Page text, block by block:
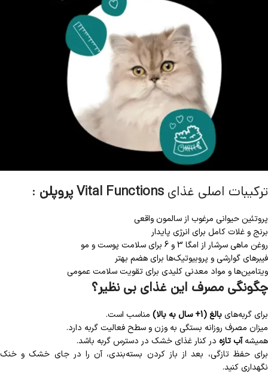
ترکیبات اصلی غذای Vital Functions پروپلن :
پروتئین حیوانی مرغوب از سالمون واقعی
برنج و غلات کامل برای انرژی پایدار
روغن ماهی سرشار از امگا 3 و 6 برای سلامت پوست و مو
فیبرهای گوارشی و پروبیوتیک‌ها برای هضم بهتر
ویتامین‌ها و مواد معدنی کلیدی برای تقویت سلامت عمومی
چگونگی مصرف این غذای بی نظیر؟
برای گربه‌هایبالغ (1+ سال به بالا)
مناسب است.
میزان مصرف روزانه بستگی به وزن و سطح فعالیت گربه دارد.
همیشهآب تازه در کنار غذای خشک در دسترس گربه باشد.
برای حفظ تازگی، بعد از باز کردن بسته‌بندی، آن را در جای خشک و خنک
نگهداری کنید.